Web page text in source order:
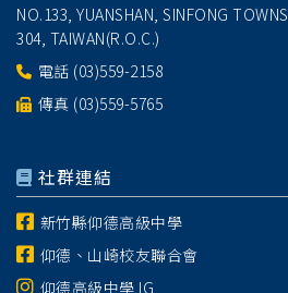
NO.133, YUANSHAN, SINFONG
304, TAIWAN(R.O.C.)
電話 (03)559-2158
傳真 (03)559-5765
社群連結
新竹縣仰德高級中學
仰德、山崎校友聯合會
仰德高級中學 IG